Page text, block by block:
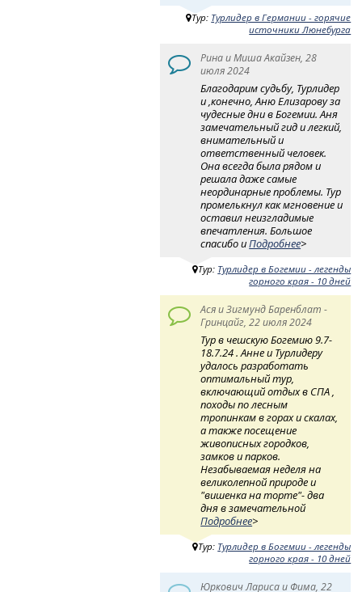
Тур: Турлидер в Германии - горячие
источники Люнебурга
Рина и Миша Акайзен, 28
июля 2024
Благодарим судьбу, Турлидер
и ,конечно, Аню Елизарову за
чудесные дни в Богемии. Аня
замечательный гид и легкий,
внимательный и
ответственный человек.
Она всегда была рядом и
решала даже самые
неординарные проблемы. Тур
промелькнул как мгновение и
оставил неизгладимые
впечатления. Большое
спасибо иПодробнее>
Тур: Турлидер в Богемии - легенды
горного края - 10 дней
Ася и Зигмунд Баренблат -
Гринцайг, 22 июля 2024
Тур в чешскую Богемию 9.7-
18.7.24 . Анне и Турлидеру
удалось разработать
оптимальный тур,
включающий отдых в СПА ,
походы по лесным
тропинкам в горах и скалах,
а также посещение
живописных городков,
замков и парков.
Незабываемая неделя на
великолепной природе и
"вишенка на торте"- два
дня в замечательной
Подробнее>
Тур: Турлидер в Богемии - легенды
горного края - 10 дней
Юркович Лариса и Фима, 22